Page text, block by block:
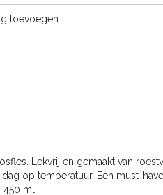
toevoegen
Lekvrij en gemaakt van
op temperatuur. Een must-
ml.